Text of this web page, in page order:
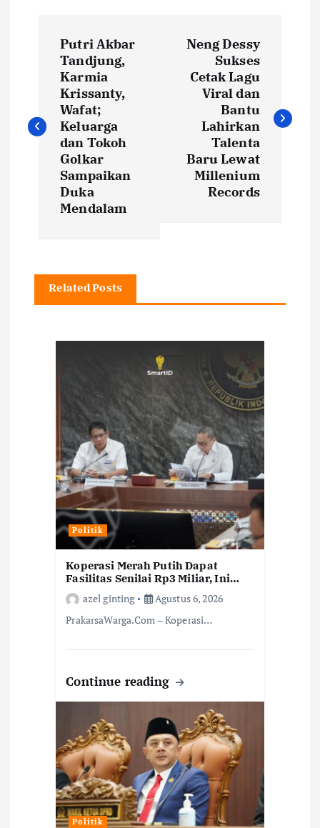
i
p
Putri Akbar
Tandjung,
Karmia
Krissanty,
Wafat;
Keluarga
dan Tokoh
Golkar
Sampaikan
Duka
Mendalam
Neng Dessy
Sukses
Cetak Lagu
Viral dan
Bantu
Lahirkan
Talenta
Baru Lewat
Millenium
Records
Related Posts
Politik
Koperasi Merah Putih Dapat
Fasilitas Senilai Rp3 Miliar, Ini
Rincian Dukungan dari
Pemerintah
azel ginting
Agustus 6, 2026
PrakarsaWarga.Com – Koperasi…
Continue reading
Politik